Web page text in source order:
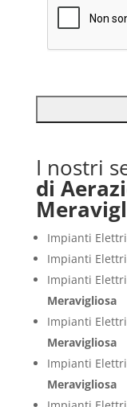
I nostri
di
Impianti
Impianti
Impianti
Meravigliosa
Impianti
Meravigliosa
Impianti
Meravigliosa